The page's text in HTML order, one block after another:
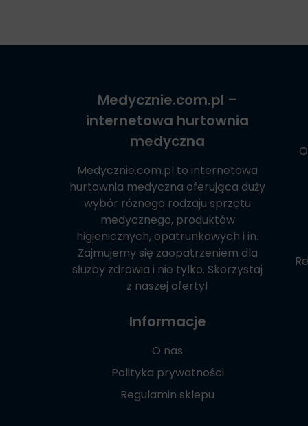
Medycznie.com.pl –
internetowa hurtownia
medyczna
Medycznie.com.pl to internetowa
hurtownia medyczna oferująca duży
wybór różnego rodzaju sprzętu
medycznego, produktów
higienicznych, opatrunkowych i in.
Zajmujemy się zaopatrzeniem dla
służby zdrowia i nie tylko. Skorzystaj
z naszej oferty!
Informacje
O nas
Polityka prywatności
Regulamin sklepu